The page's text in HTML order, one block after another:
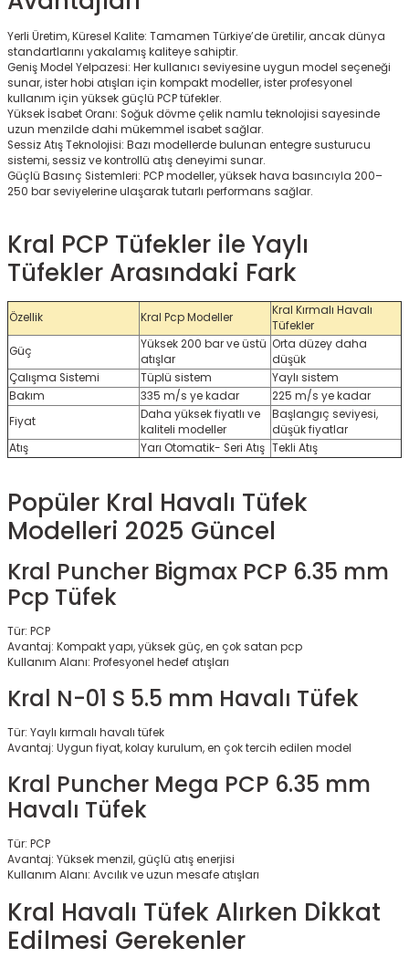
Yerli Üretim, Küresel Kalite: Tamamen Türkiye’de üretilir, ancak dünya
standartlarını yakalamış kaliteye sahiptir.
Geniş Model Yelpazesi: Her kullanıcı seviyesine uygun model seçeneği
sunar, ister hobi atışları için kompakt modeller, ister profesyonel
kullanım için yüksek güçlü PCP tüfekler.
Yüksek İsabet Oranı: Soğuk dövme çelik namlu teknolojisi sayesinde
uzun menzilde dahi mükemmel isabet sağlar.
Sessiz Atış Teknolojisi: Bazı modellerde bulunan entegre susturucu
sistemi, sessiz ve kontrollü atış deneyimi sunar.
Güçlü Basınç Sistemleri: PCP modeller, yüksek hava basıncıyla 200–
250 bar seviyelerine ulaşarak tutarlı performans sağlar.
Kral PCP Tüfekler ile Yaylı
Tüfekler Arasındaki Fark
Özellik Kral Pcp Modeller
Kral Kırmalı Havalı
Tüfekler
Güç
Yüksek 200 bar ve üstü
atışlar
Orta düzey daha
düşük
Çalışma Sistemi
Tüplü sistem
Yaylı sistem
Bakım
335 m/s ye kadar
225 m/s ye kadar
Fiyat
Daha yüksek fiyatlı ve
kaliteli modeller
Başlangıç seviyesi,
düşük fiyatlar
Atış
Yarı Otomatik- Seri Atış Tekli Atış
Popüler Kral Havalı Tüfek
Modelleri 2025 Güncel
Kral Puncher Bigmax PCP 6.35 mm
Pcp Tüfek
Tür: PCP
Avantaj: Kompakt yapı, yüksek güç, en çok satan pcp
Kullanım Alanı: Profesyonel hedef atışları
Kral N-01 S 5.5 mm Havalı Tüfek
Tür: Yaylı kırmalı havalı tüfek
Avantaj: Uygun fiyat, kolay kurulum, en çok tercih edilen model
Kral Puncher Mega PCP 6.35 mm
Havalı Tüfek
Tür: PCP
Avantaj: Yüksek menzil, güçlü atış enerjisi
Kullanım Alanı: Avcılık ve uzun mesafe atışları
Kral Havalı Tüfek Alırken Dikkat
Edilmesi Gerekenler